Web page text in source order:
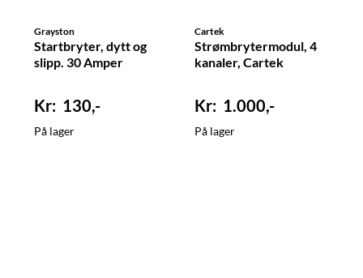
Grayston
Startbryter, dytt og
slipp. 30 Amper
130,-
På lager
Cartek
Strømbrytermodul, 4
kanaler, Cartek
1.000,-
På lager